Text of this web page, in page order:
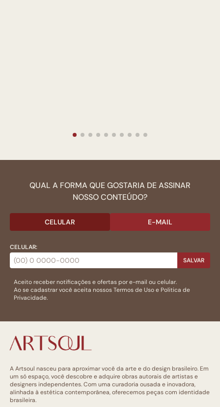
QUAL A FORMA QUE GOSTARIA DE ASSINAR
NOSSO CONTEÚDO?
CELULAR E-MAIL
CELULAR:
SALVAR
Aceito receber notificações e ofertas por e-mail ou celular.
Ao se cadastrar você aceita nossosTermos de Usoe Politica de
Privacidade.
A Artsoul nasceu para aproximar você da arte e do design brasileiro. Em
um só espaço, você descobre e adquire obras autorais de artistas e
designers independentes. Com uma curadoria ousada e inovadora,
alinhada à estética contemporânea, oferecemos peças com identidade
brasileira.